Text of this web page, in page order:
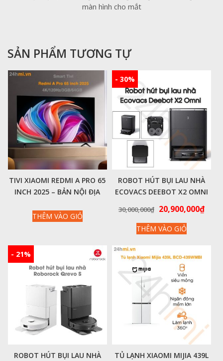
màn hình cho mắt
SẢN PHẨM TƯƠNG TỰ
TIVI XIAOMI REDMI A PRO 65
INCH 2025 – BẢN NỘI ĐỊA
THÊM VÀO GIỎ
- 30%
ROBOT HÚT BỤI LAU NHÀ
ECOVACS DEEBOT X2 OMNI
30,000,000₫ Giá
là:
20,900,000₫Giá
THÊM VÀO GIỎ
- 21%
ROBOT HÚT BỤI LAU NHÀ
TỦ LẠNH XIAOMI MIJIA 439L